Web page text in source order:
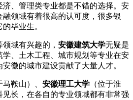
济、管理类专业都是不错的选择。安
领域有着很高的认可度，很多银
毕业生。
域有兴趣的， 安徽建筑大学无疑是
、土木工程、城市规划等专业在安
徽的城市建设贡献了大量人才。
马鞍山）、 安徽理工大学 （位于淮
长，在各自的专业领域都有非常强